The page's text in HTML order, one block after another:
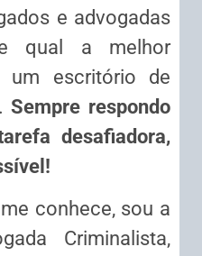
e advogadas
qual a melhor
um escritório de
Sempre respondo
desafiadora,
conhece, sou a
Criminalista,